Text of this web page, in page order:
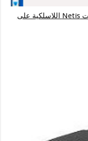
كيفية تثبيت برنامج تشغيل Linux لمحولات Netis اللاسلكية على